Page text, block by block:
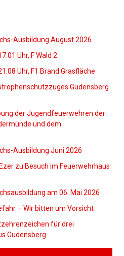
Ausbildung August 2026
Uhr, F Wald 2
Uhr, F1 Brand Grasfläche
Gudensberg
der Jugendfeuerwehren der
und dem
Ausbildung Juni 2026
zu Besuch im Feuerwehrhaus
am 06. Mai 2026
– Wir bitten um Vorsicht
für drei
Gudensberg